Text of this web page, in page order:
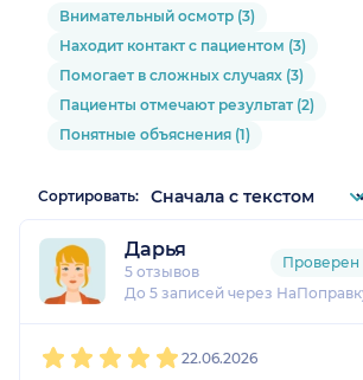
Внимательный осмотр (3)
Находит контакт с пациентом (3)
Помогает в сложных случаях (3)
Пациенты отмечают результат (2)
Понятные объяснения (1)
Сортировать:
Дарья
5 отзывов
До 5 записей через
Проверен
22.06.2026